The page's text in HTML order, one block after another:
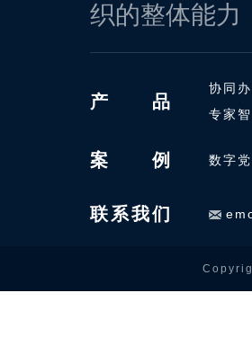
织的整体能力
产 品
协同
专家
案 例 数字
联系我们